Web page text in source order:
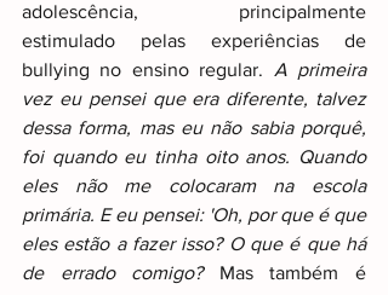
adolescência, principalmente
estimulado pelas experiências de
bullying no ensino regular. A primeira
vez eu pensei que era diferente, talvez
dessa forma, mas eu não sabia porquê,
foi quando eu tinha oito anos. Quando
eles não me colocaram na escola
primária. E eu pensei: 'Oh, por que é que
eles estão a fazer isso? O que é que há
de errado comigo? Mas também é